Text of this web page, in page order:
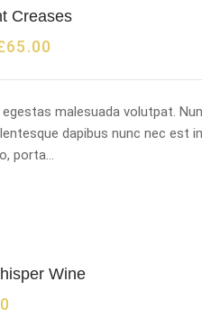
Creases
65.00
malesuada volutpat.
dapibus nunc nec est
porta…
Wine